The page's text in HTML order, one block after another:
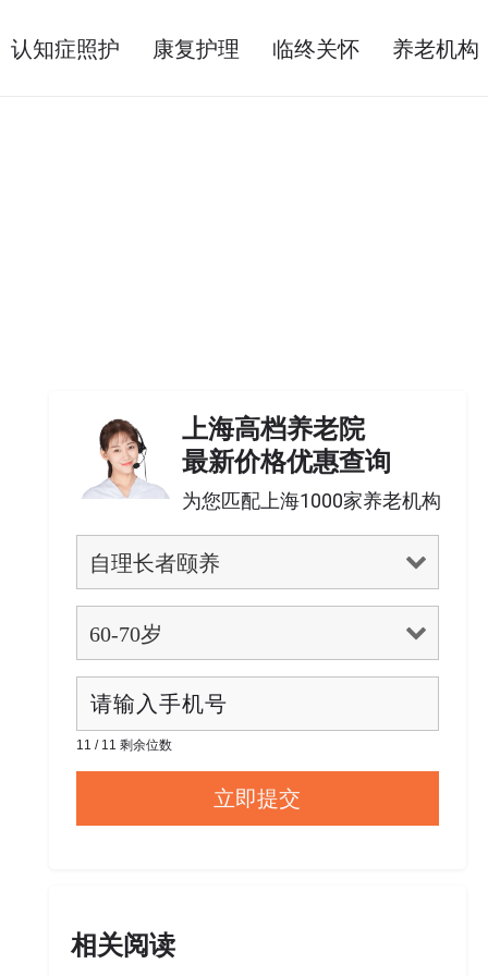
认知症照护 康复护理 临终关怀 养老机构
上海高档养老院
最新价格优惠查询
为您匹配上海1000家养老机构
11 / 11 剩余位数
相关阅读